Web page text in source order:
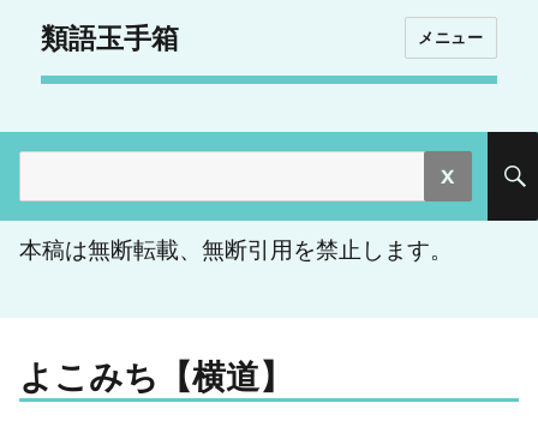
類語玉手箱 メニュー
索:
本稿は無断転載、無断引用を禁止します。
よこみち【横道】